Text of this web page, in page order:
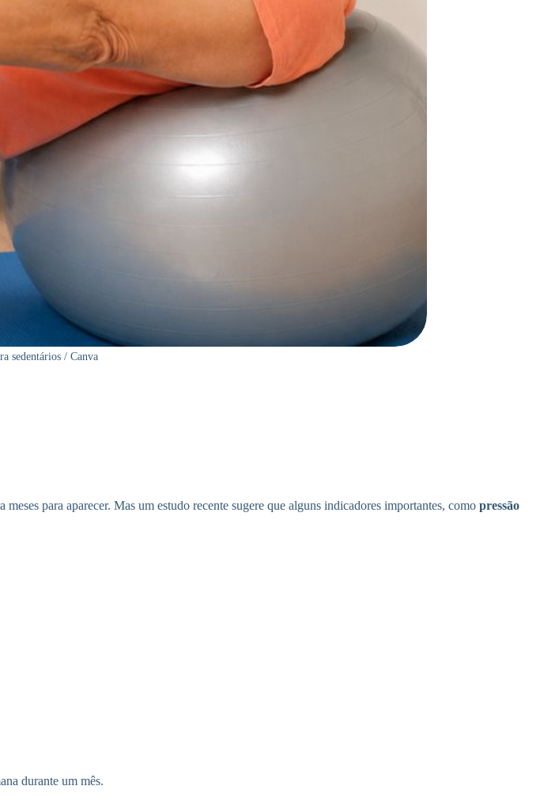
sedentários / Canva
para aparecer. Mas um estudo recente sugere que alguns indicadores importantes, como pressão
durante um mês.